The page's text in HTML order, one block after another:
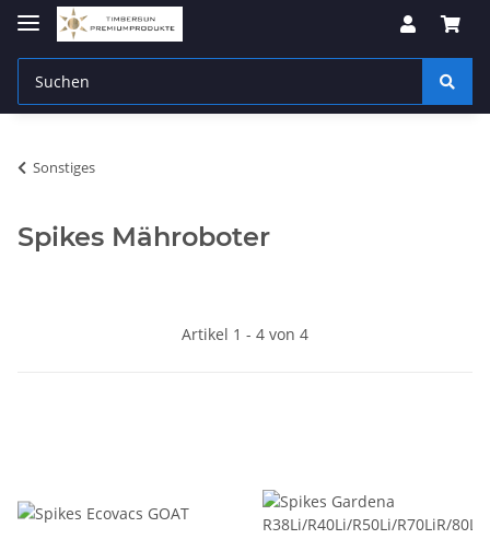
Sonstiges
Spikes Mähroboter
Artikel 1 - 4 von 4